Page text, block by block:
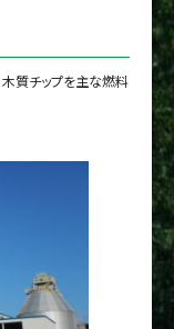
木質チップを主な燃料